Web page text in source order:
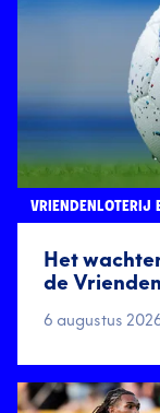
Het
de
VRIENDENLOTERIJ
6 augustus